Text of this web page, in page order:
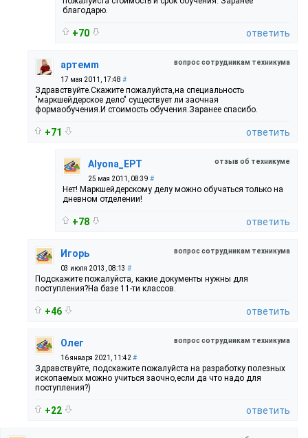
благодарю.
+70 ответить
вопрос сотрудникам техникума
артемm
17 мая 2011, 17:48 #
Здравствуйте.Скажите пожалуйста,на специальность
"маркшейдерское дело" существует ли заочная
формаобучения.И стоимость обучения.Заранее спасибо.
+71 ответить
отзыв об техникуме
Alyona_EPT
25 мая 2011, 08:39 #
Нет! Маркшейдерскому делу можно обучаться только на
дневном отделении!
+78 ответить
вопрос сотрудникам техникума
Игорь
03 июля 2013, 08:13 #
Подскажите пожалуйста, какие документы нужны для
поступления?На базе 11-ти классов.
+46 ответить
вопрос сотрудникам техникума
Олег
16 января 2021, 11:42 #
Здравствуйте, подскажите пожалуйста на разработку полезных
ископаемых можно учиться заочно,если да что надо для
поступления?)
+22 ответить